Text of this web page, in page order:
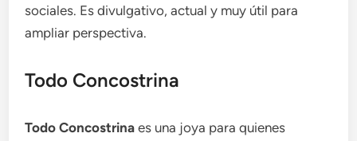
sociales. Es divulgativo, actual y muy útil para
ampliar perspectiva.
Todo Concostrina
Todo Concostrina es una joya para quienes